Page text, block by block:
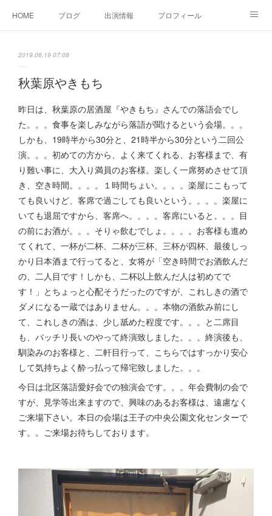
HOME ブログ 出演情報 プロフィール
2019.06.19 07:08
秋葉原やきもち
昨日は、秋葉原の居酒屋『やきもち』さんでの落語会でし
た。。。食事を楽しみながら落語が聞けるという会場。。。
しかも、19時半から30分と、21時半から30分という二回公
演。。。初めての方から、よく来てくれる、お客様まで、有
り難い事に、大入り満員のお客様。楽しく一席努めさせて頂
き、空き時間。。。。１時間ちょい。。。。楽屋にこもって
ても良いけど、客席で過ごしても良いという。。。。楽屋に
いても退屈ですから、客席へ。。。。客席にいると。。。目
の前にお酒が。。。そりゃ飲むでしょ。。。。お客様も進め
てくれて、一杯が二杯、二杯が三杯、三杯が四杯、最後しっ
かり日本酒まで行ってると、女将が「空き時間でお酒飲んだ
の、二人目です！しかも、二杯以上飲んだ人は初めてで
す！」とちょっと心配そうだったのですが、これしきの酒で
ダメになる一蔵ではありません。。。本物の酒飲み前にし
て、これしきの酒は、少し舐めた程度です。。。と二席目
も、バッチリ長いのやって終演致しました。。。終演後も、
馴染みのお客様と、二軒目行って、こちらではすっかり安心
して気持ちよく酔っ払って帰宅致しました。。。
今日は北区落語愛好会での独演会です。。。年会費制の会で
すが、見学等出来ますので、興味のあるお客様は、遠慮なく
ご来場下さい。本日の会場は王子の中央公園文化センターで
す。。ご来場お待ちしております。